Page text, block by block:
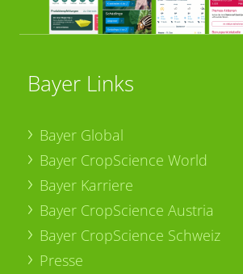
Bayer Links
Bayer Global
Bayer CropScience World
Bayer Karriere
Bayer CropScience Austria
Bayer CropScience Schweiz
Presse